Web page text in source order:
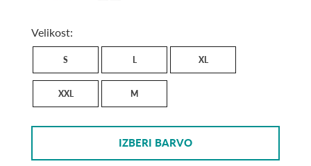
Velikost:
S L XL
XXL M
IZBERI BARVO